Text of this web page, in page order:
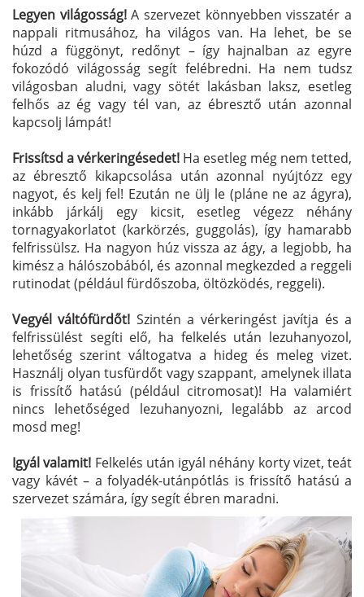
Legyen világosság!A szervezet könnyebben visszatér a
nappali ritmusához, ha világos van. Ha lehet, be se
húzd a függönyt, redőnyt – így hajnalban az egyre
fokozódó világosság segít felébredni. Ha nem tudsz
világosban aludni, vagy sötét lakásban laksz, esetleg
felhős az ég vagy tél van, az ébresztő után azonnal
kapcsolj lámpát!
Frissítsd a vérkeringésedet! Ha esetleg még nem tetted,
az ébresztő kikapcsolása után azonnal nyújtózz egy
nagyot, és kelj fel! Ezután ne ülj le (pláne ne az ágyra),
inkább járkálj egy kicsit, esetleg végezz néhány
tornagyakorlatot (karkörzés, guggolás), így hamarabb
felfrissülsz. Ha nagyon húz vissza az ágy, a legjobb, ha
kimész a hálószobából, és azonnal megkezded a reggeli
rutinodat (például fürdőszoba, öltözködés, reggeli).
Vegyél váltófürdőt! Szintén a vérkeringést javítja és a
felfrissülést segíti elő, ha felkelés után lezuhanyozol,
lehetőség szerint váltogatva a hideg és meleg vizet.
Használj olyan tusfürdőt vagy szappant, amelynek illata
is frissítő hatású (például citromosat)! Ha valamiért
nincs lehetőséged lezuhanyozni, legalább az arcod
mosd meg!
Igyál valamit! Felkelés után igyál néhány korty vizet, teát
vagy kávét – a folyadék-utánpótlás is frissítő hatású a
szervezet számára, így segít ébren maradni.